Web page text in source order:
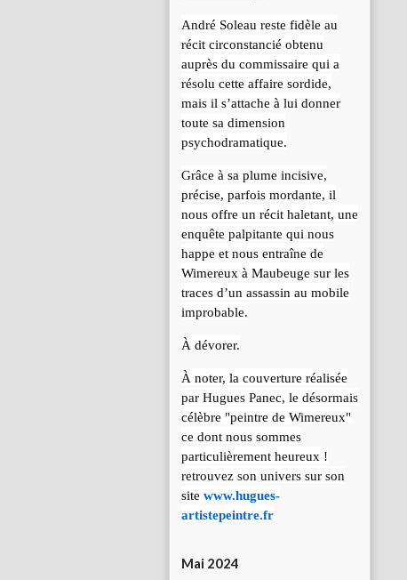
André Soleau reste fidèle au
récit circonstancié obtenu
auprès du commissaire qui a
résolu cette affaire sordide,
mais il s’attache à lui donner
toute sa dimension
psychodramatique.
Grâce à sa plume incisive,
précise, parfois mordante, il
nous offre un récit haletant, une
enquête palpitante qui nous
happe et nous entraîne de
Wimereux à Maubeuge sur les
traces d’un assassin au mobile
improbable.
À dévorer.
À noter, la couverture réalisée
par Hugues Panec, le désormais
célèbre "peintre de Wimereux"
ce dont nous sommes
particulièrement heureux !
retrouvez son univers sur son
site www.hugues-
artistepeintre.fr
Mai 2024